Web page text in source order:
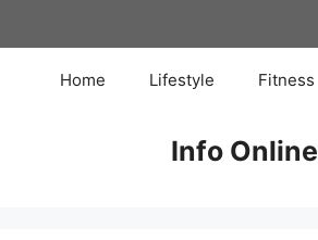
Home Lifestyle Fitness
Info Online